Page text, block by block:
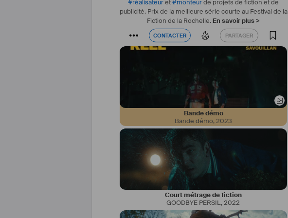
#réalisateuret#monteurde projets de fiction et de
publicité. Prix de la meilleure série courte au Festival de la
Fiction de la Rochelle. En savoir plus >
CONTACTER PARTAGER
CONTACTER PARTAGER
Bande démo
Bande démo,2023
Court métrage de fiction
GOODBYE PERSIL,2022
Je suis comédien diplômé du conservatoire national
supérieur d'art dramatique (CNSAD, Paris) et de la London
academy of music and dramatic art (LAMDA, Londres).
Je serai prochainement sur scène dans une télévision